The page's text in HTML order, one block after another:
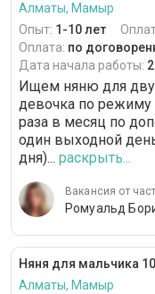
Алматы, Мамыр
Опыт: 1-10 лет
Оплата: по
Дата начала работы:
Ищем няню для
девочка по режиму
раза в месяц по
один выходной
дня)... раскрыть...
Вакансия от
Ромуальд
Няня для мальчика
Алматы, Мамыр